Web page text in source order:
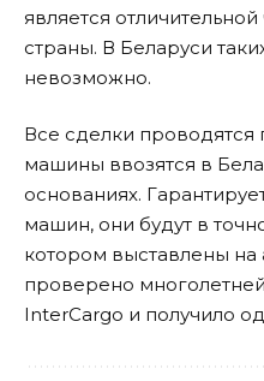
является
страны. В Беларуси
невозможно.
Все сделки проводятся
машины ввозятся в
основаниях.
машин, они будут в
котором выставлены на
проверено
InterCargo и получило